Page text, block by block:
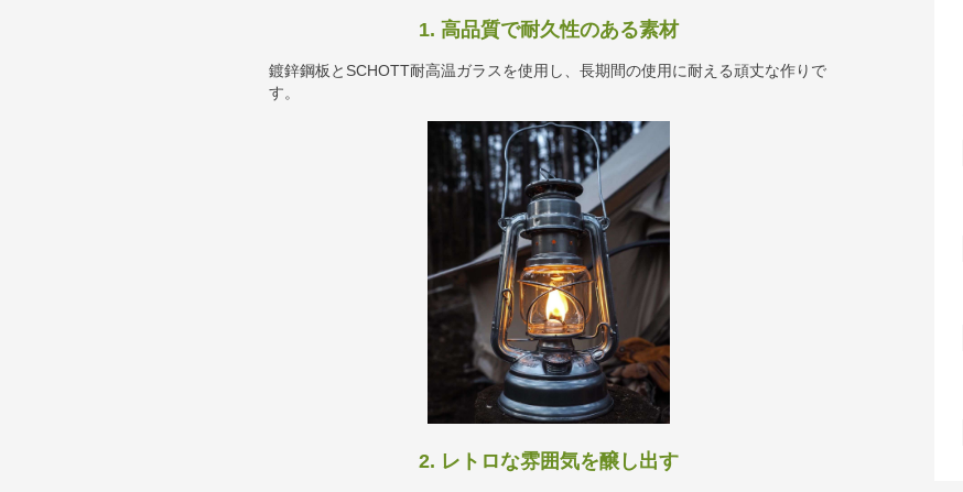
1. 高品質で耐久性のある素材
鍍鋅鋼板とSCHOTT耐高温ガラスを使用し、長期間の使用に耐える頑丈な作りで
す。
2. レトロな雰囲気を醸し出す